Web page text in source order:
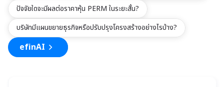
xxxxxxxxxxxxxxxxxxxxxxxxxxxxxx
ปัจจัยใดจะมีผลต่อราคาหุ้น PERM ในระยะสั้น?
บริษัทมีแผนขยายธุรกิจหรือปรับปรุงโครงสร้างอย่างไรบ้าง?
efinAI